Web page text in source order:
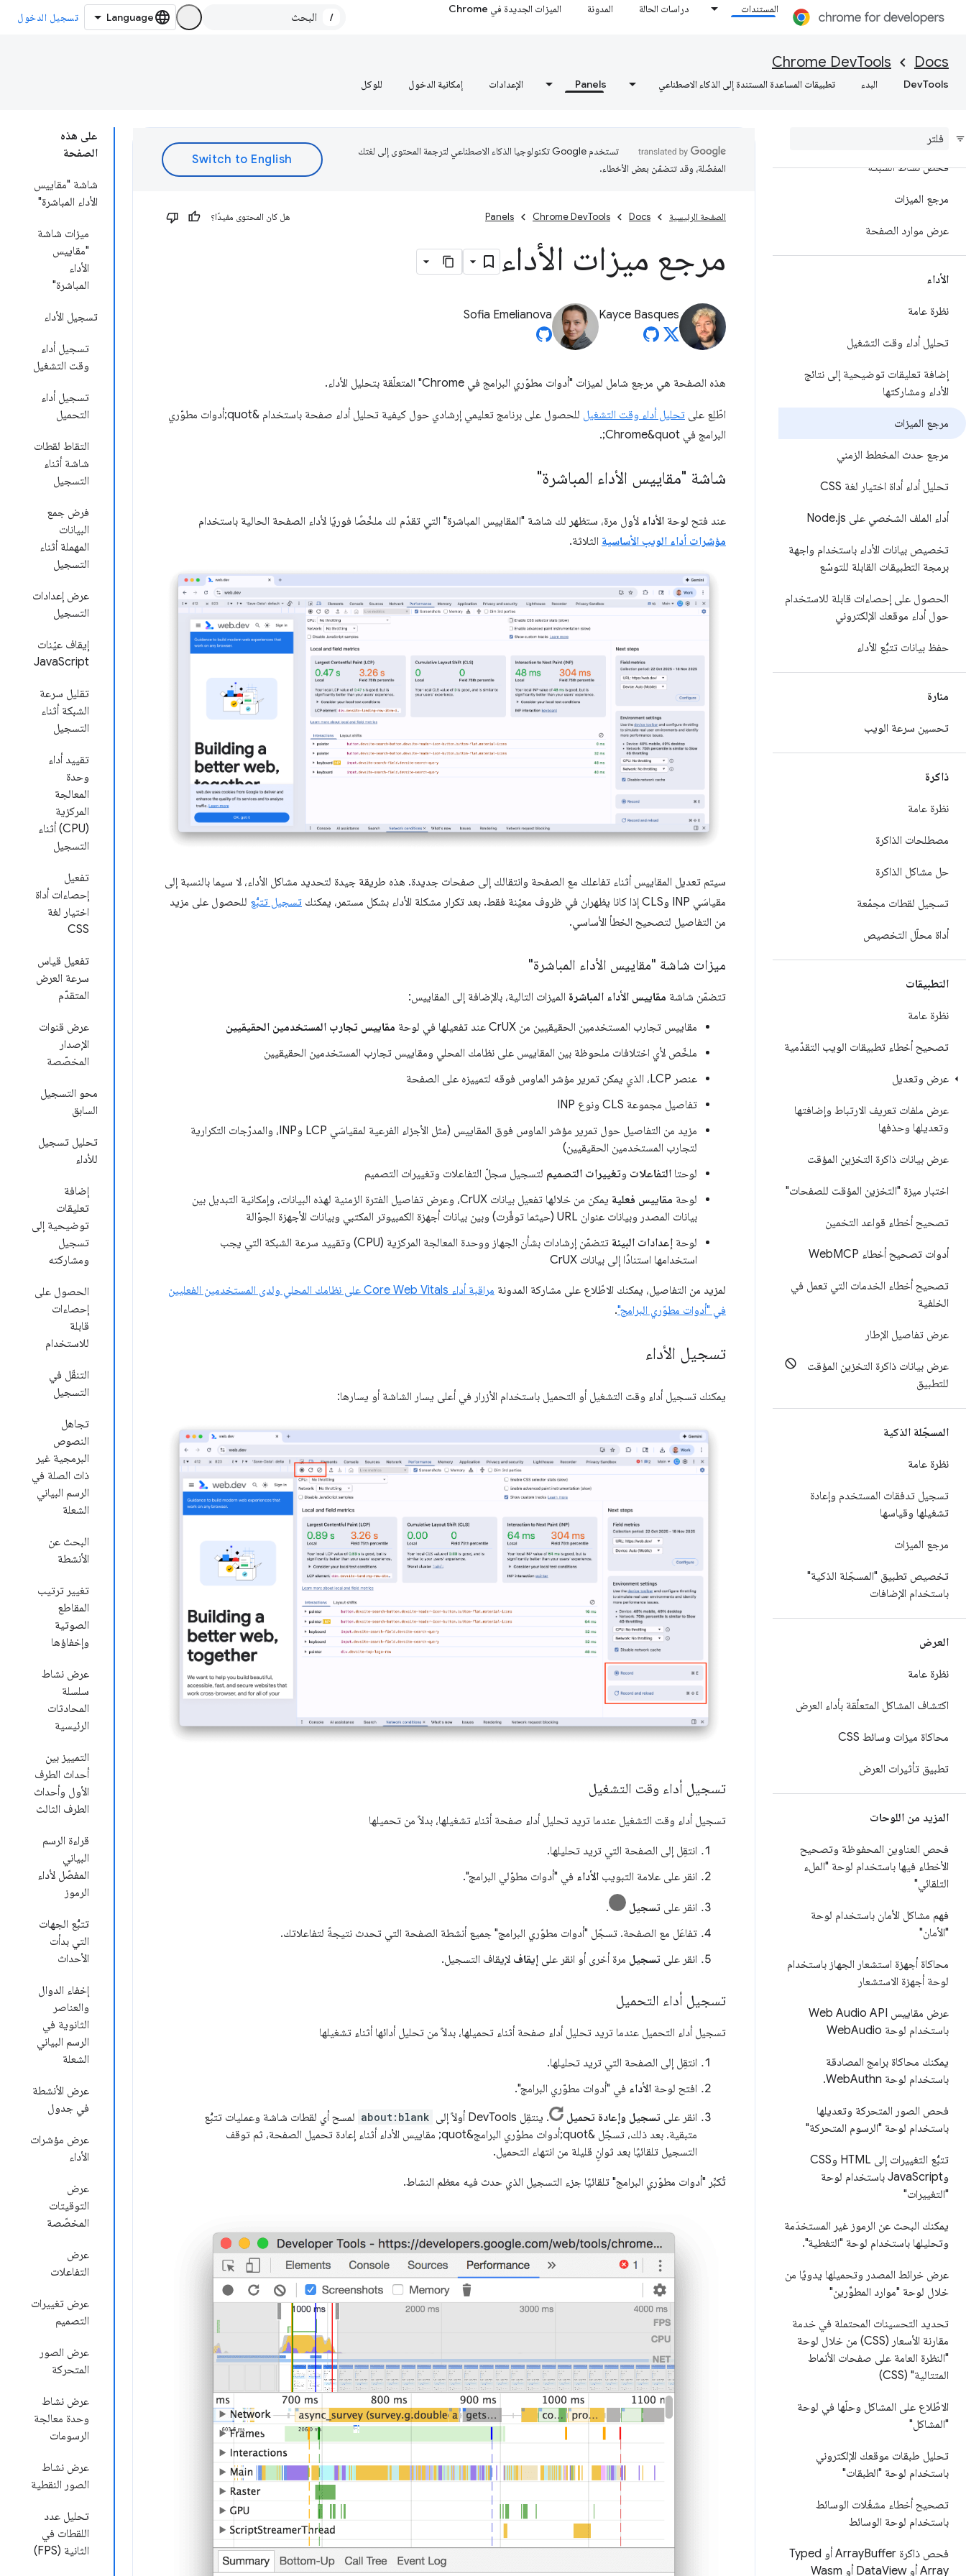
المستندات دراسات الحالة المدونة الميزات الجديدة في Chrome
/ تسجيل الدخول
Docs
Chrome DevTools
DevTools البدء تطبيقات المساعدة المستندة إلى الذكاء الاصطناعي Panels الإعدادات إمكانية الدخول للوكل
WebAssembly
نظرة عامة
فحص نشاط الشبكة
مرجع الميزات
عرض موارد الصفحة
الأداء
نظرة عامة
تحليل أداء وقت التشغيل
إضافة تعليقات توضيحية إلى نتائج
الأداء ومشاركتها
مرجع الميزات
مرجع حدث المخطط الزمني
تحليل أداء أداة اختيار لغة CSS
أداء الملف الشخصي على Node .js
تخصيص بيانات الأداء باستخدام واجهة
برمجة التطبيقات القابلة للتوسّع
الحصول على إحصاءات قابلة للاستخدام
حول أداء موقعك الإلكتروني
حفظ بيانات تتبُّع الأداء
منارة
تحسين سرعة الويب
ذاكرة
نظرة عامة
مصطلحات الذاكرة
حل مشاكل الذاكرة
تسجيل لقطات مجمّعة
أداة محلّل التخصيص
التطبيقات
نظرة عامة
تصحيح أخطاء تطبيقات الويب التقدّمية
عرض وتعديل
عرض ملفات تعريف الارتباط وإضافتها
وتعديلها وحذفها
عرض بيانات ذاكرة التخزين المؤقت
اختبار ميزة "التخزين المؤقت للصفحات"
تصحيح أخطاء قواعد التخمين
أدوات تصحيح أخطاء Web MCP
تصحيح أخطاء الخدمات التي تعمل في
الخلفية
عرض تفاصيل الإطار
عرض بيانات ذاكرة التخزين المؤقت
للتطبيق
المسجّلة الذكية
نظرة عامة
تسجيل تدفقات المستخدم وإعادة
تشغيلها وقياسها
مرجع الميزات
تخصيص تطبيق "المسجّلة الذكية"
باستخدام الإضافات
العرض
نظرة عامة
اكتشاف المشاكل المتعلّقة بأداء العرض
محاكاة ميزات وسائط CSS
تطبيق تأثيرات العرض
المزيد من اللوحات
فحص العناوين المحفوظة وتصحيح
الأخطاء فيها باستخدام لوحة "الملء
التلقائي"
فهم مشاكل الأمان باستخدام لوحة
"الأمان"
محاكاة أجهزة استشعار الجهاز باستخدام
لوحة أجهزة الاستشعار
عرض مقاييس Web Audio API
باستخدام لوحة Web Audio
يمكنك محاكاة برامج المصادقة
باستخدام لوحة Web Authn
.
فحص الصور المتحركة وتعديلها
باستخدام لوحة "الرسوم المتحركة"
تتبُّع التغييرات إلى HTML وCSS
وJava
Script باستخدام لوحة
"التغييرات"
يمكنك البحث عن الرموز غير المستخدَمة
وتحليلها باستخدام لوحة "التغطية".
عرض خرائط المصدر وتحميلها يدويًا من
خلال لوحة "موارد المطوِّرين"
تحديد التحسينات المحتملة في خدمة
مقارنة الأسعار (CSS) من خلال لوحة
"النظرة العامة على صفحات الأنماط
المتتالية" (CSS)
الاطّلاع على المشاكل وحلّها في لوحة
"المشاكل"
تحليل طبقات موقعك الإلكتروني
باستخدام لوحة "الطبقات"
تصحيح أخطاء مشغّلات الوسائط
باستخدام لوحة الوسائط
فحص ذاكرة Array Buffer أو Typed
Array أو Data
View أو Wasm
على هذه
الصفحة
شاشة "مقاييس
الأداء المباشرة"
ميزات شاشة
"مقاييس
الأداء
المباشرة"
تسجيل الأداء
تسجيل أداء
وقت التشغيل
تسجيل أداء
التحميل
التقاط لقطات
شاشة أثناء
التسجيل
فرض جمع
البيانات
المهملة أثناء
التسجيل
عرض إعدادات
التسجيل
إيقاف عيّنات
JavaScript
تقليل سرعة
الشبكة أثناء
التسجيل
تقييد أداء
وحدة
المعالجة
المركزية
(CPU) أثناء
التسجيل
تفعيل
إحصاءات أداة
اختيار لغة
CSS
تفعيل قياس
سرعة العرض
المتقدّم
عرض قنوات
الإصدار
المخصّصة
محو التسجيل
السابق
تحليل تسجيل
للأداء
إضافة
تعليقات
توضيحية إلى
تسجيل
ومشاركته
الحصول على
إحصاءات
قابلة
للاستخدام
التنقّل في
التسجيل
تجاهل
النصوص
البرمجية غير
ذات الصلة في
الرسم البياني
الشعلة
البحث عن
الأنشطة
تغيير ترتيب
المقاطع
الصوتية
وإخفاؤها
عرض نشاط
سلسلة
المحادثات
الرئيسية
التمييز بين
أحداث الطرف
الأول وأحداث
الطرف الثالث
قراءة الرسم
البياني
المفصّل لأداء
الرموز
تتبُّع الجهات
التي بدأت
الأحداث
إخفاء الدوال
والعناصر
الثانوية في
الرسم البياني
الشعلة
عرض الأنشطة
في جدول
عرض مؤشرات
الأداء
عرض
التوقيتات
المخصّصة
عرض
التفاعلات
عرض تغييرات
التصميم
عرض الصور
المتحركة
عرض نشاط
وحدة معالجة
الرسومات
عرض نشاط
الصور النقطية
تحليل عدد
اللقطات في
الثانية (FPS)
تستخدم Google تكنولوجيا الذكاء الاصطناعي لترجمة المحتوى إلى لغتك
المفضّلة، وقد تتضمّن بعض الأخطاء.
الصفحة الرئيسية Docs
Chrome DevTools
Panels هل كان المحتوى مفيدًا؟
مرجع ميزات الأداء
Kayce Basques
Sofia Emelianova
هذه الصفحة هي مرجع شامل لميزات "أدوات مطوّري البرامج في Chrome" المتعلّقة بتحليل الأداء.
اطّلِع على تحليل أداء وقت التشغيل
للحصول على برنامج تعليمي إرشادي حول كيفية تحليل أداء صفحة باستخدام &quot;أدوات مطوّري
البرامج في Chrome&quot;.
شاشة "مقاييس الأداء المباشرة"
عند فتح لوحة الأداء لأول مرة، ستظهر لك شاشة "المقاييس المباشرة" التي تقدّم لك ملخّصًا فوريًا لأداء الصفحة الحالية باستخدام
مؤشرات أداء الويب الأساسية الثلاثة.
سيتم تعديل المقاييس أثناء تفاعلك مع الصفحة وانتقالك إلى صفحات جديدة. هذه طريقة جيدة لتحديد مشاكل الأداء، لا سيما بالنسبة إلى
مقياسَي INP وCLS إذا كانا يظهران في ظروف معيّنة فقط. بعد تكرار مشكلة الأداء بشكل مستمر، يمكنك
تسجيل تتبُّع للحصول على مزيد
من التفاصيل لتصحيح الخطأ الأساسي.
ميزات شاشة "مقاييس الأداء المباشرة"
تتضمّن شاشة مقاييس الأداء المباشرة الميزات التالية، بالإضافة إلى المقاييس:
مقاييس تجارب المستخدمين الحقيقيين من CrUX عند تفعيلها في لوحة
مقاييس تجارب المستخدمين الحقيقيين
ملخّص لأي اختلافات ملحوظة بين المقاييس على نظامك المحلي ومقاييس تجارب المستخدمين الحقيقيين
عنصر LCP، الذي يمكن تمرير مؤشر الماوس فوقه لتمييزه على الصفحة
تفاصيل مجموعة CLS ونوع INP
مزيد من التفاصيل حول تمرير مؤشر الماوس فوق المقاييس (مثل الأجزاء الفرعية لمقياسَي LCP وINP، والمدرّجات التكرارية
لتجارب المستخدمين الحقيقيين)
لوحتا التفاعلات وتغييرات التصميم لتسجيل سجلّ التفاعلات وتغييرات التصميم
لوحة مقاييس فعلية
يمكن من خلالها تفعيل بيانات CrUX، وعرض تفاصيل الفترة الزمنية لهذه البيانات، وإمكانية التبديل بين
بيانات المصدر وبيانات عنوان URL (حيثما توفّرت) وبين بيانات أجهزة الكمبيوتر المكتبي وبيانات الأجهزة الجوّالة
لوحة إعدادات البيئة
تتضمّن إرشادات بشأن الجهاز ووحدة المعالجة المركزية (CPU) وتقييد سرعة الشبكة التي يجب
استخدامها استنادًا إلى بيانات CrUX
لمزيد من التفاصيل، يمكنك الاطّلاع على مشاركة المدونة
مراقبة أداء Core Web Vitals على نظامك المحلي ولدى المستخدمين الفعليين
في "أدوات مطوّري البرامج".
تسجيل الأداء
يمكنك تسجيل أداء وقت التشغيل أو التحميل باستخدام الأزرار في أعلى يسار الشاشة أو يسارها:
تسجيل أداء وقت التشغيل
تسجيل أداء وقت التشغيل عندما تريد تحليل أداء صفحة أثناء تشغيلها، بدلاً من تحميلها
انتقِل إلى الصفحة التي تريد تحليلها.
انقر على علامة التبويب الأداء في "أدوات مطوّلي البرامج".
انقر على تسجيل
.
تفاعَل مع الصفحة. تسجّل "أدوات مطوّري البرامج" جميع أنشطة الصفحة التي تحدث نتيجةً لتفاعلاتك.
انقر على تسجيل مرة أخرى أو انقر على إيقاف لإيقاف التسجيل.
تسجيل أداء التحميل
تسجيل أداء التحميل عندما تريد تحليل أداء صفحة أثناء تحميلها، بدلاً من تحليل أدائها أثناء تشغيلها
انتقِل إلى الصفحة التي تريد تحليلها.
افتح لوحة الأداء في "أدوات مطوّري البرامج".
انقر على تسجيل وإعادة تحميل . ينتقِل DevTools أولاً إلى about:blank لمسح أي لقطات شاشة وعمليات تتبُّع
متبقية. بعد ذلك، تسجّل &quot;أدوات مطوّري البرامج&quot; مقاييس الأداء أثناء إعادة تحميل الصفحة، ثم توقف
التسجيل تلقائيًا بعد ثوانٍ قليلة من انتهاء التحميل.
تُكبِّر "أدوات مطوّري البرامج" تلقائيًا جزء التسجيل الذي حدث فيه معظم النشاط.